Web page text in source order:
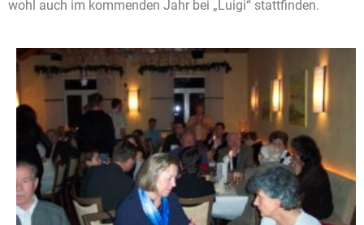
wohl auch im kommenden Jahr bei „Luigi“ stattfinden.